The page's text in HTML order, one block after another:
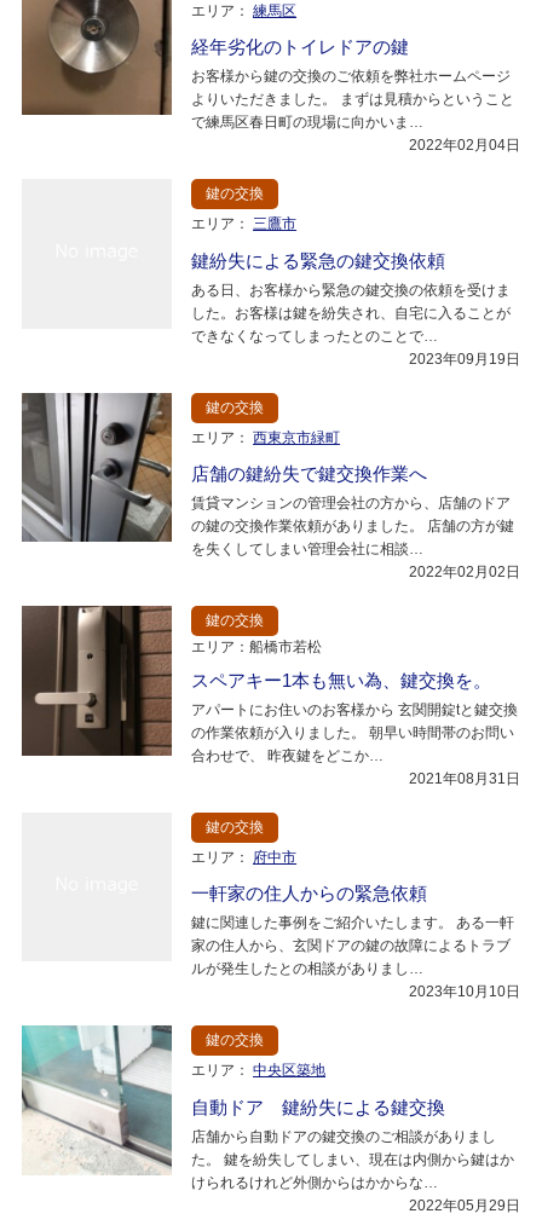
エリア： 練馬区
経年劣化のトイレドアの鍵
お客様から鍵の交換のご依頼を弊社ホームページ
よりいただきました。 まずは見積からということ
で練馬区春日町の現場に向かいま…
2022年02月04日
鍵の交換
エリア： 三鷹市
鍵紛失による緊急の鍵交換依頼
ある日、お客様から緊急の鍵交換の依頼を受けま
した。お客様は鍵を紛失され、自宅に入ることが
できなくなってしまったとのことで…
2023年09月19日
鍵の交換
エリア： 西東京市緑町
店舗の鍵紛失で鍵交換作業へ
賃貸マンションの管理会社の方から、店舗のドア
の鍵の交換作業依頼がありました。 店舗の方が鍵
を失くしてしまい管理会社に相談…
2022年02月02日
鍵の交換
エリア：船橋市若松
スペアキー1本も無い為、鍵交換を。
アパートにお住いのお客様から 玄関開錠tと鍵交換
の作業依頼が入りました。 朝早い時間帯のお問い
合わせで、 昨夜鍵をどこか…
2021年08月31日
鍵の交換
エリア：
府中市
一軒家の住人からの緊急依頼
鍵に関連した事例をご紹介いたします。 ある一軒
家の住人から、玄関ドアの鍵の故障によるトラブ
ルが発生したとの相談がありまし…
2023年10月10日
鍵の交換
エリア： 中央区築地
自動ドア 鍵紛失による鍵交換
店舗から自動ドアの鍵交換のご相談がありまし
た。 鍵を紛失してしまい、現在は内側から鍵はか
けられるけれど外側からはかからな…
2022年05月29日